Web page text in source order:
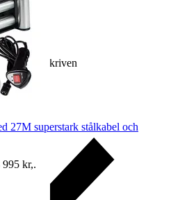
är som beskriven
27M superstark stålkabel och
995 kr,.